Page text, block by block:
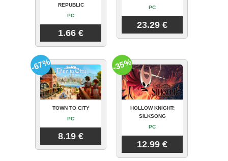
REPUBLIC
PC
1.66 €
PC
23.29 €
TOWN TO CITY
PC
8.19 €
-67%
HOLLOW KNIGHT:
SILKSONG
PC
12.99 €
-35%